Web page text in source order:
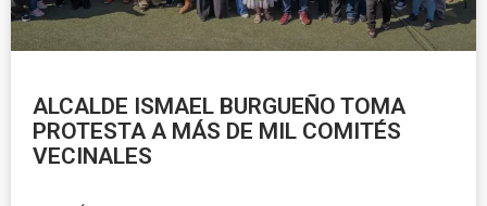
ALCALDE ISMAEL BURGUEÑO TOMA
PROTESTA A MÁS DE MIL COMITÉS
VECINALES